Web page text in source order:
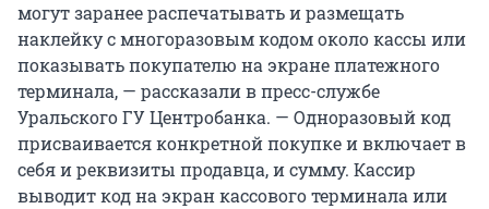
могут заранее распечатывать и размещать
наклейку с многоразовым кодом около кассы или
показывать покупателю на экране платежного
терминала, — рассказали в пресс-службе
Уральского ГУ Центробанка. — Одноразовый код
присваивается конкретной покупке и включает в
себя и реквизиты продавца, и сумму. Кассир
выводит код на экран кассового терминала или